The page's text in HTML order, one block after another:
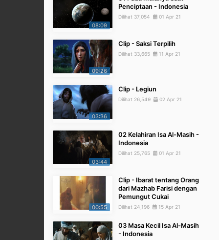
08:09
Penciptaan - Indonesia
Dilihat 37,054 01 Apr 21
09:26
Clip - Saksi Terpilih
Dilihat 33,665 11 Apr 21
03:36
Clip - Legiun
Dilihat 26,549 02 Apr 21
03:44
02 Kelahiran Isa Al-Masih -
Indonesia
Dilihat 25,765 01 Apr 21
00:55
Clip - Ibarat tentang Orang
dari Mazhab Farisi dengan
Pemungut Cukai
Dilihat 24,196 15 Apr 21
03 Masa Kecil Isa Al-Masih
- Indonesia